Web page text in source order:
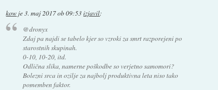
kow je3. maj 2017 ob 09:53izjavil:
@dronyx
Zdaj pa najdi se tabelo kjer so vzroki za smrt razporejeni po
starostnih skupinah.
0-10, 10-20, itd.
Odlična slika, namerne poškodbe so verjetno samomori?
Bolezni srca in ozilje za najbolj produktivna leta niso tako
pomemben faktor.